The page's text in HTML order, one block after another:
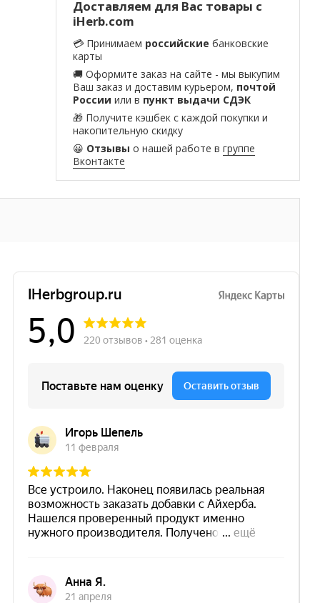
Доставляем для Вас товары с
iHerb.com
💳 Принимаем российские банковские
карты
🚚 Оформите заказ на сайте - мы выкупим
Ваш заказ и доставим курьером, почтой
России или в пункт выдачи СДЭК
🎁 Получите кэшбек с каждой покупки и
накопительную скидку
😀 Отзывы о нашей работе в группе
Вконтакте